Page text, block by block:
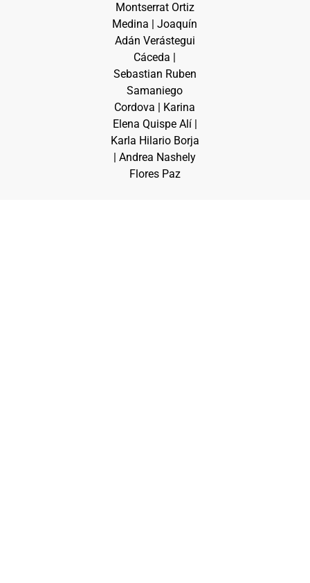
Montserrat Ortiz
Medina | Joaquín
Adán Verástegui
Cáceda |
Sebastian Ruben
Samaniego
Cordova | Karina
Elena Quispe Alí |
Karla Hilario Borja
| Andrea Nashely
Flores Paz